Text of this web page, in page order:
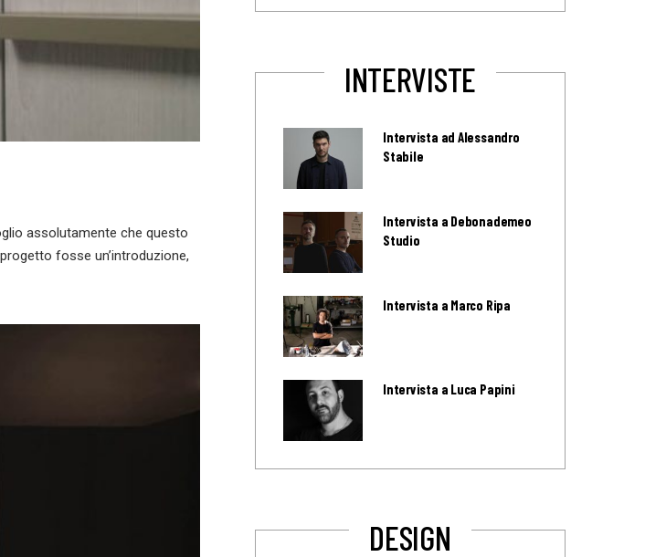
assolutamente che questo
fosse un’introduzione,
INTERVISTE
Intervista ad Alessandro
Stabile
Intervista a Debonademeo
Studio
Intervista a Marco Ripa
Intervista a Luca Papini
DESIGN